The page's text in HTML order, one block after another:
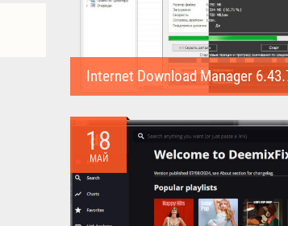
предназначена для...
18
МАЙ